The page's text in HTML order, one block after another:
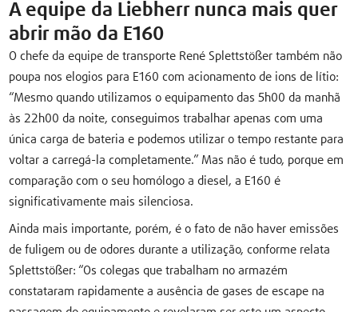
A equipe da Liebherr nunca mais quer
abrir mão da E160
O chefe da equipe de transporte René Splettstößer também não
poupa nos elogios para E160 com acionamento de ions de lítio:
“Mesmo quando utilizamos o equipamento das 5h00 da manhã
às 22h00 da noite, conseguimos trabalhar apenas com uma
única carga de bateria e podemos utilizar o tempo restante para
voltar a carregá-la completamente.” Mas não é tudo, porque em
comparação com o seu homólogo a diesel, a E160 é
significativamente mais silenciosa.
Ainda mais importante, porém, é o fato de não haver emissões
de fuligem ou de odores durante a utilização, conforme relata
Splettstößer: “Os colegas que trabalham no armazém
constataram rapidamente a ausência de gases de escape na